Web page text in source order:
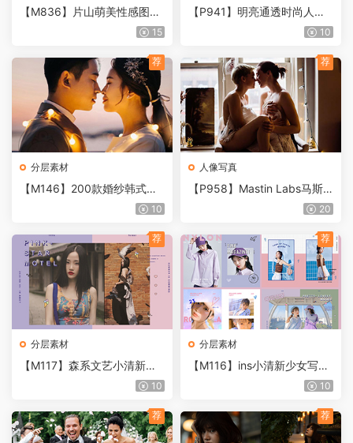
【M836】片山萌美性感图片
15
【P941】明亮通透时尚人像
后期Lightroom预设，适合婚
格
10
分层素材
【M146】200款婚纱韩式旅
拍摄影楼写真后期经典韩文字
10
荐
人像写真
【P958】Mastin Labs马斯
丁工作室情绪胶片LR预设+RA
20
荐
分层素材
【M117】森系文艺小清新少
女风图文排版相册杂志日系唯
10
荐
分层素材
【M116】ins小清新少女写真
摄影照片书画册相册文字排版
10
荐
荐 荐